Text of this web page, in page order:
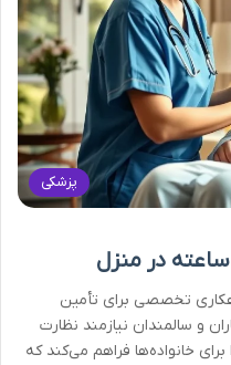
پزشکی
منزل، راهکاری تخصصی برای تأمین
و سالمندان نیازمند نظارت
خانواده‌ها فراهم می‌کند که